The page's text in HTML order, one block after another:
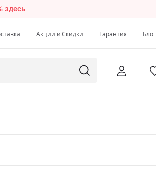
здесь
Акции и Скидки Гарантия Блог